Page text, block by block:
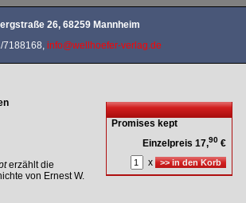
26, 68259 Mannheim
7188168, info@wellhoefer-verlag.de
Promises kept
Einzelpreis 17,90 €
x
erzählt die
von Ernest W.